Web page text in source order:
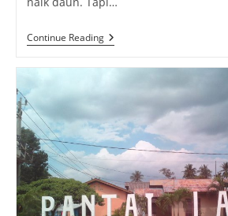
Continue ReadingVallene
Laurencia:
Yang
Bikin
Netizen
Terpukau